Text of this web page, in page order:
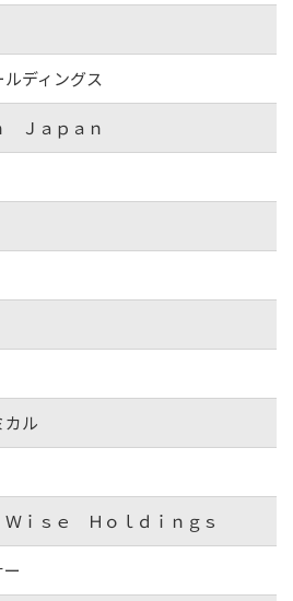
ディングス
Ｊａｐａｎ
カル
ｉｓｅ Ｈｏｌｄｉｎｇｓ